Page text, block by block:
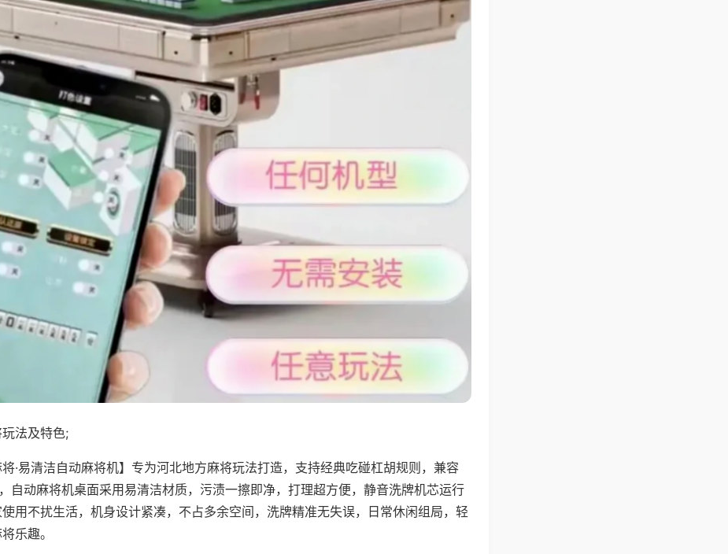
法及特色;
将·易清洁自动麻将机】专为河北地方麻将玩法打造，支持经典吃碰杠胡规则，兼容
自动麻将机桌面采用易清洁材质，污渍一擦即净，打理超方便，静音洗牌机芯运行
用不扰生活，机身设计紧凑，不占多余空间，洗牌精准无失误，日常休闲组局，轻
乐趣。